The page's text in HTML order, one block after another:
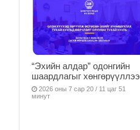
“Эхийн алдар” одонгийн
шаардлагыг хөнгөрүүллээ
2026 оны 7 сар 20 / 11 цаг 51
минут